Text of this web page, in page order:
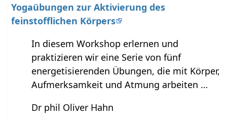
Yogaübungen zur Aktivierung des
feinstofflichen Körpers
In diesem Workshop erlernen und
praktizieren wir eine Serie von fünf
energetisierenden Übungen, die mit Körper,
Aufmerksamkeit und Atmung arbeiten …
Dr phil Oliver Hahn